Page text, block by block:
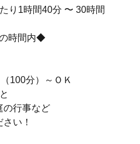
り1時間40分 〜 30時間
時間内◆
100分）～ＯＫ
の行事など
い！